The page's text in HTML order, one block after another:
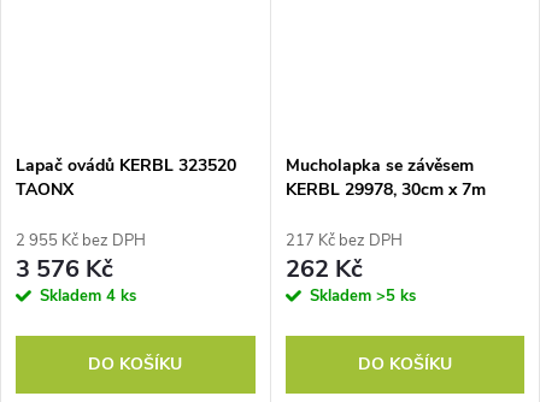
Lapač ovádů KERBL 323520
TAONX
2 955 Kč bez DPH
3 576 Kč
Skladem 4 ks
DO KOŠÍKU
Mucholapka se závěsem
KERBL 29978, 30cm x 7m
217 Kč bez DPH
262 Kč
Skladem >5 ks
DO KOŠÍKU